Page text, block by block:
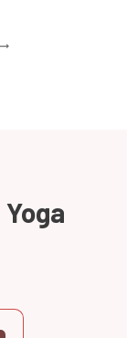
Yoga